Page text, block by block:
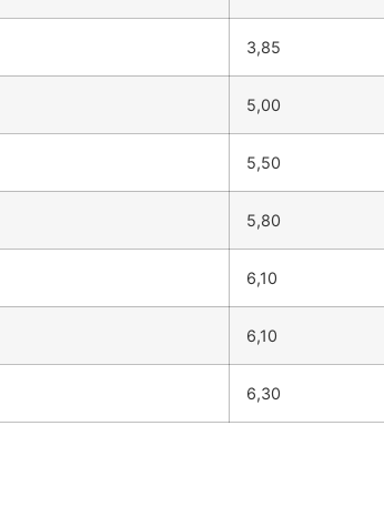
3,85
5,00
5,50
5,80
6,10
6,10
6,30